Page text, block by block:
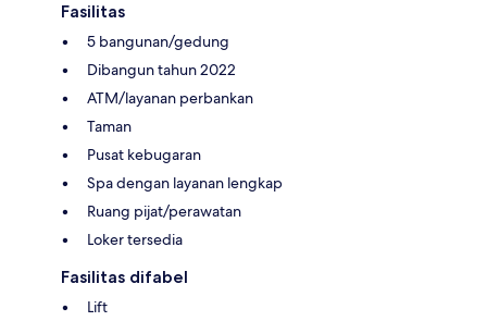
Fasilitas
5 bangunan/gedung
Dibangun tahun 2022
ATM/layanan perbankan
Taman
Pusat kebugaran
Spa dengan layanan lengkap
Ruang pijat/perawatan
Loker tersedia
Fasilitas difabel
Lift